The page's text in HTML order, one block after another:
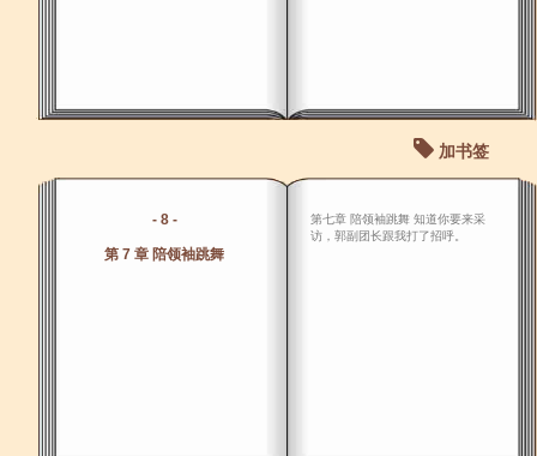
加书签
- 8 -
第 7 章 陪领袖跳舞
第七章 陪领袖跳舞 知道你要来采
访，郭副团长跟我打了招呼。